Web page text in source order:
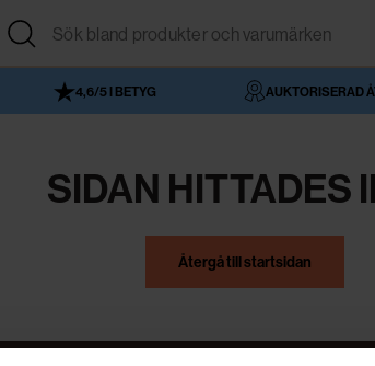
4,6/5 I BETYG AUKTORISERAD
SIDAN HITTADES
Återgå till startsidan